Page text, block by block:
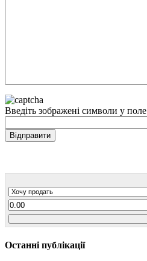
Введіть зображені символи у поле
Останні публікації